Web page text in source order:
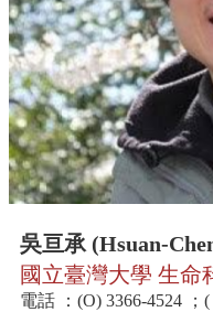
士
班
系
友
會
動
態
用
資
源
吳亘承 (Hsuan-
國立臺灣大學 生命
電話 ：(O) 3366-4524 ；